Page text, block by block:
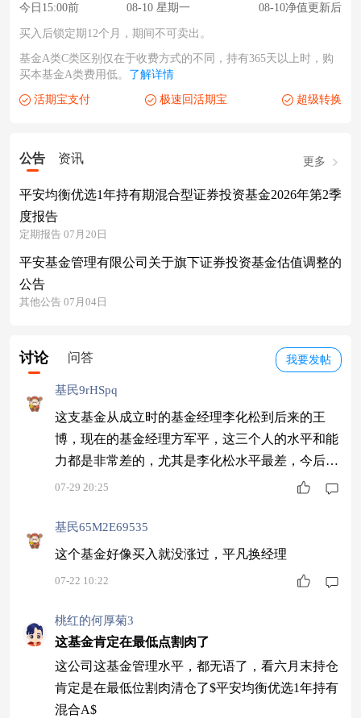
今日15:00前 08-10 星期一 08-10净值更新后
买入后锁定期12个月，期间不可卖出。
基金A类C类区别仅在于收费方式的不同，持有365天以上时，购
买本基金A类费用低。 了解详情
活期宝支付 极速回活期宝 超级转换
公告 资讯 更多
平安均衡优选1年持有期混合型证券投资基金2026年第2季
度报告
定期报告 07月20日
平安基金管理有限公司关于旗下证券投资基金估值调整的
公告
其他公告 07月04日
我要发帖
讨论 问答
基民9rHSpq
这支基金从成立时的基金经理李化松到后来的王
博，现在的基金经理方军平，这三个人的水平和能
力都是非常差的，尤其是李化松水平最差，今后凡
这三人管理的基金都不能买。切记！
07-29 20:25
基民65M2E69535
这个基金好像买入就没涨过，平凡换经理
07-22 10:22
桃红的何厚菊3
这基金肯定在最低点割肉了
这公司这基金管理水平，都无语了，看六月末持仓
肯定是在最低位割肉清仓了$平安均衡优选1年持有
混合A$